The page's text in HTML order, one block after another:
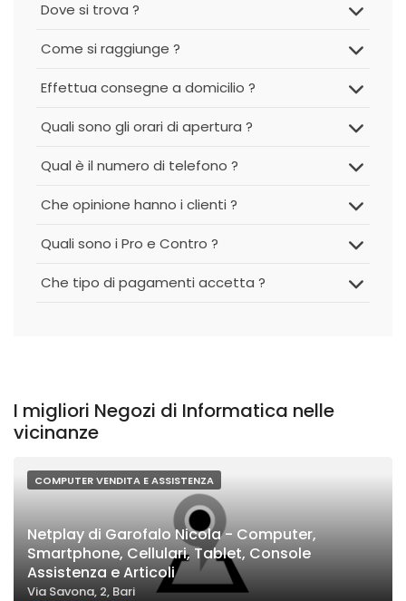
Dove si trova ?
Come si raggiunge ?
Effettua consegne a domicilio ?
Quali sono gli orari di apertura ?
Qual è il numero di telefono ?
Che opinione hanno i clienti ?
Quali sono i Pro e Contro ?
Che tipo di pagamenti accetta ?
I migliori Negozi di Informatica nelle
vicinanze
COMPUTER VENDITA E ASSISTENZA
Netplay di Garofalo Nicola - Computer,
Smartphone, Cellulari, Tablet, Console
Assistenza e Articoli
Via Savona, 2, Bari